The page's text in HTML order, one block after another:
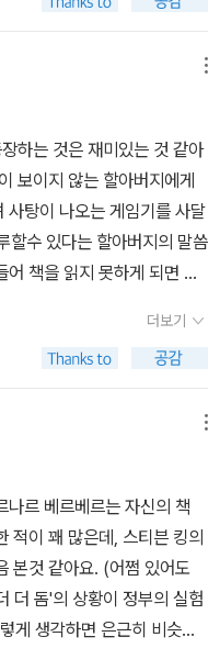
에 재조명 되어 19세기 미국
휘하지 못해 안타까운 마
실도 잊은 채 쓸쓸히 생을
파멸로 들어간 선장이나 비
. 부디 모비 딕의 존재가 복
은 행운을 불러 오기도 하니
보는 건 어떨까.
제는 유행이 바뀌었음을 실
림자를 따서 이름을 지었
어도 대충 항렬이 짐작되게
한글 이름도 많이 늘어난
보니, 이제는 한글로 이름을
의 주객전도도 늘어나는 모
'이란 여자 이름이 가장 흔한
아도 실제로는 외국 이름(?)
잔재라 해서 지금은 외면되
'제시'처럼 세련되다 여겨져
름이라고 해서 아무거나 갖다
중인 지인이 아들 이름을 '아
기도 했다. 영어 이름은 대
'아이작'(이삭)은 대표적인
<미나리>의 감독도 '아이
양이지만.외국인이 한국식
로 자처하면 우리에게는 어
디 프로그램 캐릭터처럼 '주
밖에 없을 터이다. 기업의
심부름꾼 등 여러 직업을
이 되어 항해를 떠났으나 선
폴리네시아의 여러 섬을
대 후 자신이 경험한 이야기
때부터 모험 소설 작가로 이
선 생활을 그린 『레드번』,
아 발표하면서 주목받았다.
, 풍부한 상징 성을 작품에 담
반자인 너새니얼 호손을 만
소설 『모비 딕』은 호손에게
직후 신성 모독적인 소설이라
몰두했지만 명성을 누리지
’을 거쳐 재평가되었다. 특
멜빌을 극찬하는 평론을
을 받기 시작했다. 거대하
』으로 멜빌은 미국 현대 문
했다.2. 작품을 말하다, Mob
국 현대 문학에 새로운 상상
웅장하지만 동시에 섬세하
세계 독자들로부터 사랑받
하는 것은 재미있는 것 같아
보이지 않는 할아버지에게
사탕이 나오는 게임기를 사달
할수 있다는 할아버지의 말씀
책을 읽지 못하게 되면 어
사랑하는 소녀 진이 변해버
글을 인용하지요.지금 생
참 불길했다는 생각이 드네
더보기
나르 베르베르는 자신의 책
적이 꽤 많은데, 스티븐 킹의
본것 같아요. (어쩜 있어도
더 돔'의 상황이 정부의 실험
게 생각하면 은근히 비슷한